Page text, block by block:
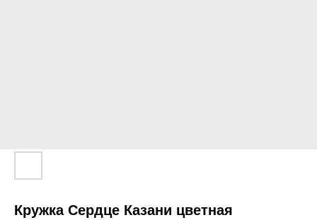
Кружка Сердце Казани цветная